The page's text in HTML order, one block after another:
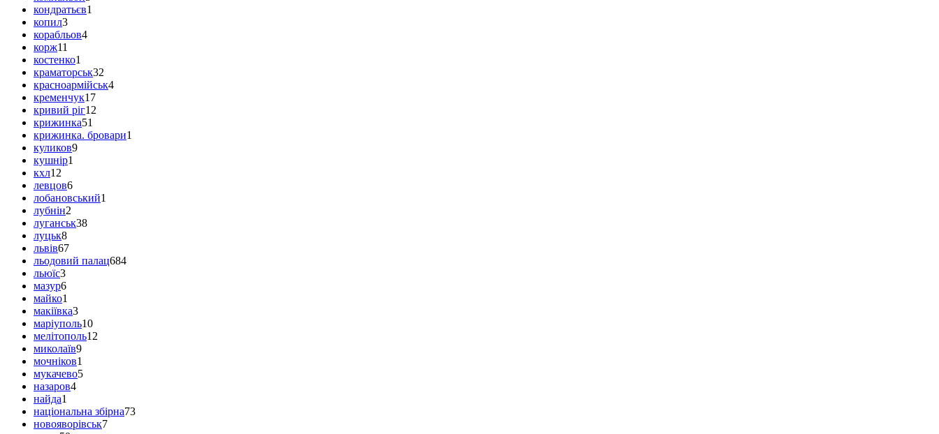
кондратьєв1
копил3
корабльов4
корж11
костенко1
краматорськ32
красноармійськ4
кременчук17
кривий ріг12
крижинка51
крижинка. бровари1
куликов9
кушнір1
кхл12
левцов6
лобановський1
лубнін2
луганськ38
луцьк8
львів67
льодовий палац684
льюїс3
мазур6
майко1
макіївка3
маріуполь10
мелітополь12
миколаїв9
мочніков1
мукачево5
назаров4
найда1
національна збірна73
новояворівськ7